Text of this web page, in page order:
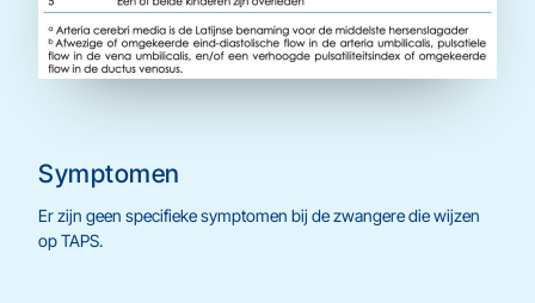
Symptomen
Er zijn geen specifieke symptomen bij de zwangere die wijzen
op TAPS.